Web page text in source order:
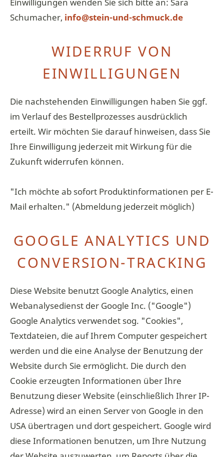
Schumacher, info@stein-und-schmuck.de
WIDERRUF VON
EINWILLIGUNGEN
Die nachstehenden Einwilligungen haben Sie ggf.
im Verlauf des Bestellprozesses ausdrücklich
erteilt. Wir möchten Sie darauf hinweisen, dass Sie
Ihre Einwilligung jederzeit mit Wirkung für die
Zukunft widerrufen können.
"Ich möchte ab sofort Produktinformationen per E-
Mail erhalten." (Abmeldung jederzeit möglich)
GOOGLE ANALYTICS UND
CONVERSION-TRACKING
Diese Website benutzt Google Analytics, einen
Webanalysedienst der Google Inc. ("Google")
Google Analytics verwendet sog. "Cookies",
Textdateien, die auf Ihrem Computer gespeichert
werden und die eine Analyse der Benutzung der
Website durch Sie ermöglicht. Die durch den
Cookie erzeugten Informationen über Ihre
Benutzung dieser Website (einschließlich Ihrer IP-
Adresse) wird an einen Server von Google in den
USA übertragen und dort gespeichert. Google wird
diese Informationen benutzen, um Ihre Nutzung